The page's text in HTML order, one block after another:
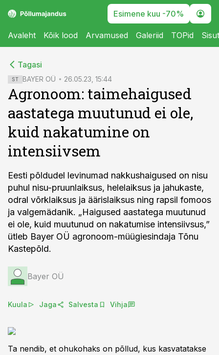
Esimene kuu -70%
Avaleht Kõik lood Arvamused Galeriid TOPid
Tagasi
ST BAYER OÜ 26.05.23, 15:44
Agronoom: taimehaigused
aastatega muutunud ei ole,
kuid nakatumine on
intensiivsem
Eesti põldudel levinumad nakkushaigused on nisu
puhul nisu-pruunlaiksus, helelaiksus ja jahukaste,
odral võrklaiksus ja äärislaiksus ning rapsil fomoos
ja valgemädanik. „Haigused aastatega muutunud
ei ole, kuid muutunud on nakatumise intensiivsus,”
ütleb Bayer OÜ agronoom-müügiesindaja Tõnu
Kastepõld.
Bayer OÜ
Kuula Jaga Salvesta Vihja
Ta nendib, et ohukohaks on põllud, kus kasvatatakse